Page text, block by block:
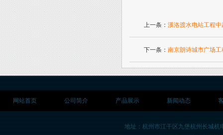
上一条： 溪洛渡水电站工程
下一条： 南京朗诗城市广场
网站首页 公司简介 产品展示 新闻动态
地址：杭州市江干区九堡杭州长城机